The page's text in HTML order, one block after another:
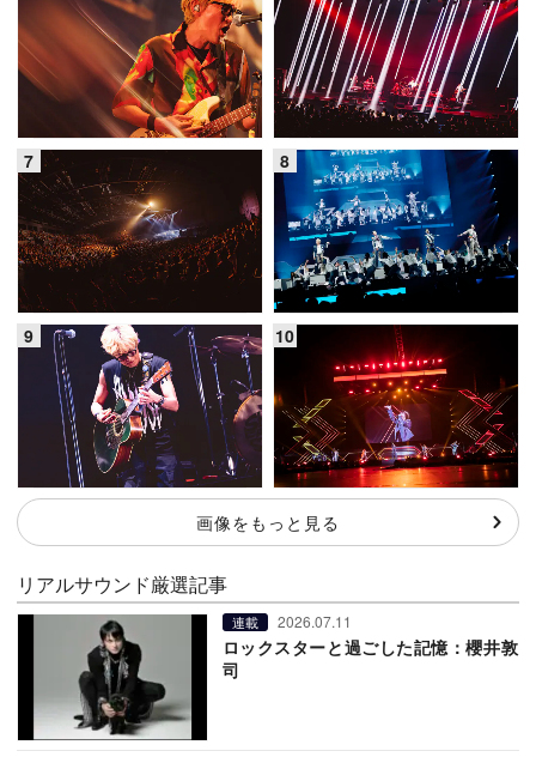
画像をもっと見る
リアルサウンド厳選記事
連載 2026.07.11
ロックスターと過ごした記憶：櫻井敦
司